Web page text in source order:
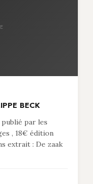
BECK
publié par les
, 18€ édition
extrait : De zaak